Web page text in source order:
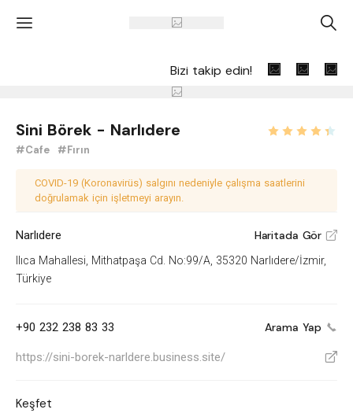
' A
Bizi takip edin!
Sini Börek - Narlıdere
#Cafe #Fırın
COVID-19 (Koronavirüs) salgını nedeniyle çalışma saatlerini
doğrulamak için işletmeyi arayın.
Narlıdere Haritada Gör V
Ilıca Mahallesi, Mithatpaşa Cd. No:99/A, 35320 Narlıdere/İzmir,
Türkiye
+90 232 238 83 33 Arama Yap
https://sini-borek-narldere.business.site/ V
Keşfet